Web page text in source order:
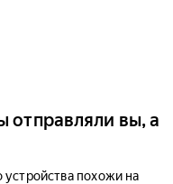
отправляли вы, а
похожи на